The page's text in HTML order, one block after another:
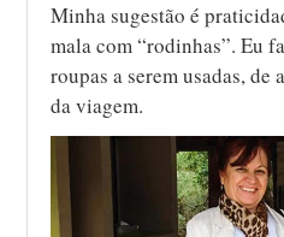
Minha sugestão é
mala com “rodinhas”. Eu
roupas a serem usadas,
da viagem.